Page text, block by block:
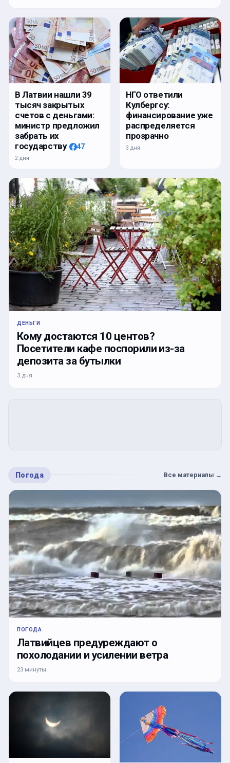
В Латвии нашли 39
тысяч закрытых
счетов с деньгами:
министр предложил
забрать их
государству
47
2 дня
НГО ответили
Кулбергсу:
финансирование уже
распределяется
прозрачно
3 дня
ДЕНЬГИ
Кому достаются 10 центов?
Посетители кафе поспорили из-за
депозита за бутылки
3 дня
Погода Все материалы →
ПОГОДА
Латвийцев предуреждают о
похолодании и усилении ветра
23 минуты